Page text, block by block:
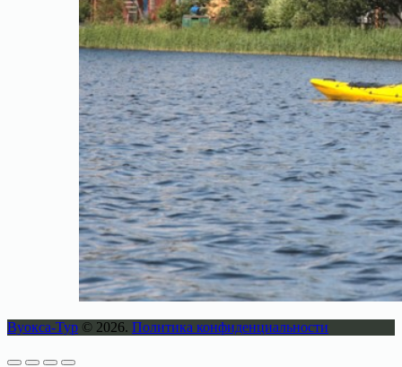
Вуокса-Тур © 2026. Политика конфиденциальности